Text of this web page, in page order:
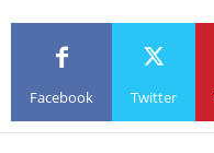
Facebook Twitter